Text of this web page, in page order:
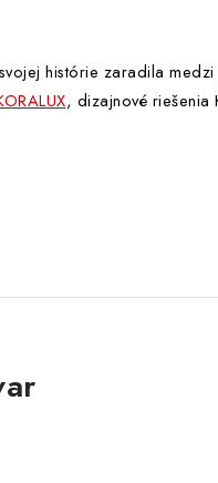
histórie zaradila medzi
, dizajnové riešenia